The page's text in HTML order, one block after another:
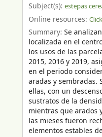
Subject(s): estepas
Online resources:
Summary: Se
localizada en el
los usos de las
2015, 2016 y 2019,
en el periodo
aradas y sembradas.
ellas, con un
sustratos de la
mientras que arados
las mieses fueron
elementos estables